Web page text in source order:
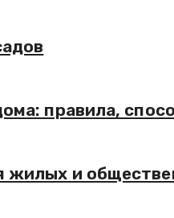
правила,
жилых и